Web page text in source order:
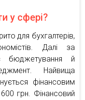
у сфері?
для бухгалтерів,
Далі за
бюджетування й
Найвища
фінансовим
грн. Фінансовий